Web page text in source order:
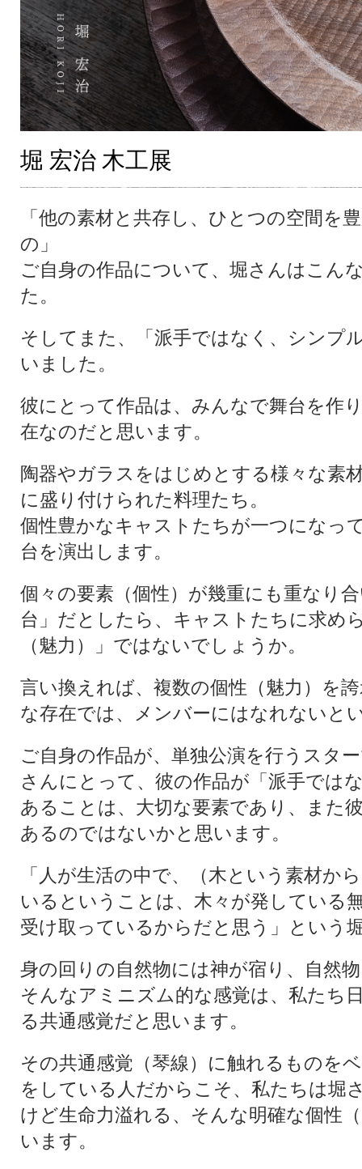
堀 宏治 木工展
「他の素材と共存し、ひとつの空間を
の」
ご自身の作品について、堀さんはこん
た。
そしてまた、「派手ではなく、シンプ
いました。
彼にとって作品は、みんなで舞台を作
在なのだと思います。
陶器やガラスをはじめとする様々な素
に盛り付けられた料理たち。
個性豊かなキャストたちが一つになっ
台を演出します。
個々の要素（個性）が幾重にも重なり
台」だとしたら、キャストたちに求め
（魅力）」ではないでしょうか。
言い換えれば、複数の個性（魅力）を
な存在では、メンバーにはなれないと
ご自身の作品が、単独公演を行うスタ
さんにとって、彼の作品が「派手では
あることは、大切な要素であり、また
あるのではないかと思います。
「人が生活の中で、（木という素材か
いるということは、木々が発している
受け取っているからだと思う」という
身の回りの自然物には神が宿り、自然
そんなアミニズム的な感覚は、私たち
る共通感覚だと思います。
その共通感覚（琴線）に触れるものを
をしている人だからこそ、私たちは堀
けど生命力溢れる、そんな明確な個性
います。